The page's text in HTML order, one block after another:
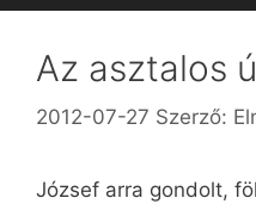
Az asztalos
2012-07-27 Szerző:
József arra gondolt,